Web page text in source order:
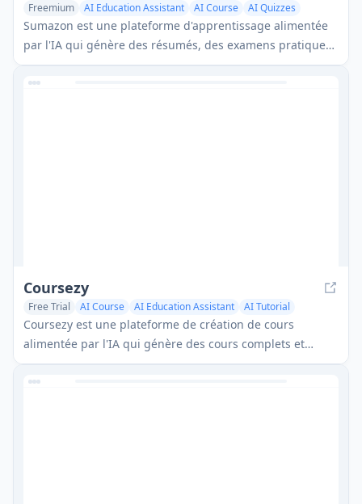
Freemium AI Education Assistant AI Course AI Quizzes
Sumazon est une plateforme d'apprentissage alimentée
par l'IA qui génère des résumés, des examens pratiques,
des quiz et des cartes mémoire à partir de documents et
de vidéos téléchargés.
Coursezy
Free Trial AI Course AI Education Assistant AI Tutorial
Coursezy est une plateforme de création de cours
alimentée par l'IA qui génère des cours complets et
personnalisés sur n'importe quel sujet en quelques
minutes, avec des quiz interactifs et un contenu vidéo